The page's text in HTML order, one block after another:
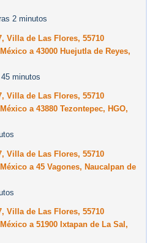
2 minutos
Villa de Las Flores, 55710
a 43000 Huejutla de Reyes,
minutos
Villa de Las Flores, 55710
a 43880 Tezontepec, HGO,
Villa de Las Flores, 55710
a 45 Vagones, Naucalpan de
Villa de Las Flores, 55710
a 51900 Ixtapan de La Sal,